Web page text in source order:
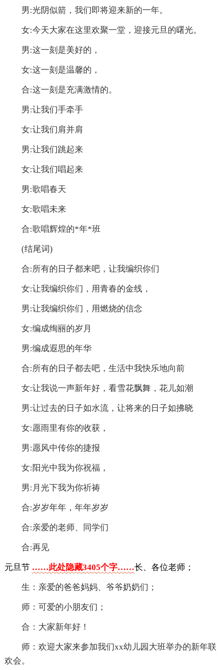
男:光阴似箭，我们即将迎来新的一年。
女:今天大家在这里欢聚一堂，迎接元旦的曙光。
男:这一刻是美好的，
女:这一刻是温馨的，
合:这一刻是充满激情的。
男:让我们手牵手
女:让我们肩并肩
男:让我们跳起来
女:让我们唱起来
男:歌唱春天
女:歌唱未来
合:歌唱辉煌的*年*班
(结尾词)
合:所有的日子都来吧，让我编织你们
女:让我编织你们，用青春的金线，
男:让我编织你们，用燃烧的信念
女:编成绚丽的岁月
男:编成遐思的年华
合:所有的日子都去吧，生活中我快乐地向前
女:让我说一声新年好，看雪花飘舞，花儿如潮
男:让过去的日子如水流，让将来的日子如拂晓
女:愿雨里有你的收获，
男:愿风中传你的捷报
女:阳光中我为你祝福，
男:月光下我为你祈祷
合:岁岁年年，年年岁岁
合:亲爱的老师、同学们
合:再见
元旦节 ……此处隐藏3405个字……长、各位老师；
生：亲爱的爸爸妈妈、爷爷奶奶们；
师：可爱的小朋友们；
合：大家新年好！
师：欢迎大家来参加我们xx幼儿园大班举办的新年联
欢会。